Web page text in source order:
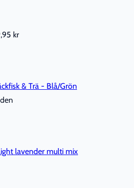
kr
& Trä - Blå/Grön
lavender multi mix